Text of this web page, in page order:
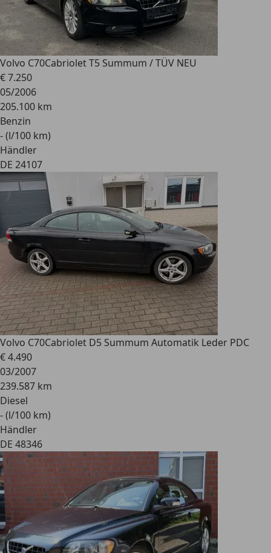
Volvo C70Cabriolet T5 Summum / TÜV NEU
€ 7.250
05/2006
205.100 km
Benzin
- (l/100 km)
Händler
DE 24107
Volvo C70Cabriolet D5 Summum Automatik Leder PDC
€ 4.490
03/2007
239.587 km
Diesel
- (l/100 km)
Händler
DE 48346